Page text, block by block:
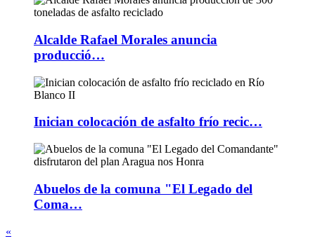
Alcalde Rafael Morales anuncia
producció…
Inician colocación de asfalto frío recic…
Abuelos de la comuna "El Legado del
Coma…
«